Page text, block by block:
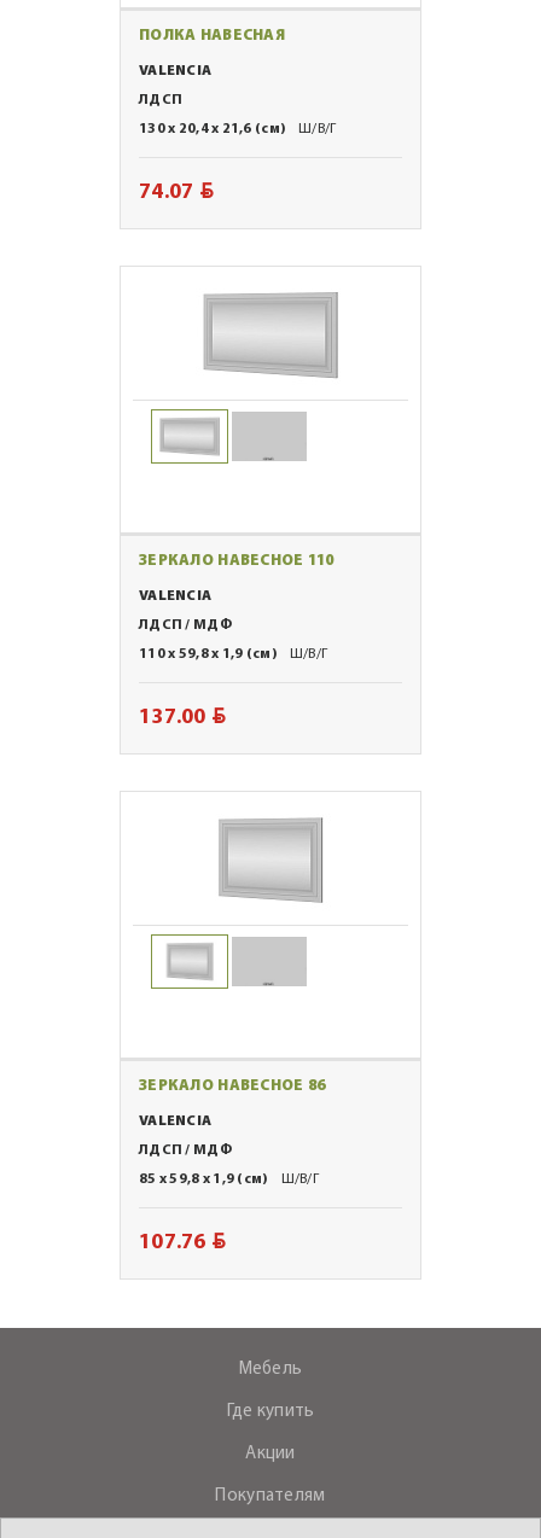
ПОЛКА НАВЕСНАЯ
VALENCIA
ЛДСП
130 x 20,4 x 21,6 (см)
Ш/В/Г
74.07 BYN
ЗЕРКАЛО НАВЕСНОЕ 110
VALENCIA
ЛДСП / МДФ
110 x 59,8 x 1,9 (см)
Ш/В/Г
137.00 BYN
ЗЕРКАЛО НАВЕСНОЕ 86
VALENCIA
ЛДСП / МДФ
85 x 59,8 x 1,9 (см)
Ш/В/Г
107.76 BYN
Мебель
Где купить
Акции
Покупателям